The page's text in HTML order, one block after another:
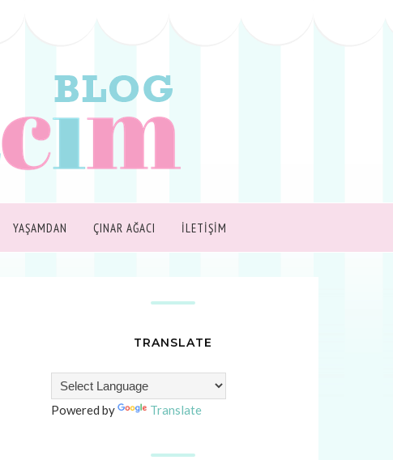
YAŞAMDAN ÇINAR AĞACI İLETİŞİM
TRANSLATE
Powered by Translate